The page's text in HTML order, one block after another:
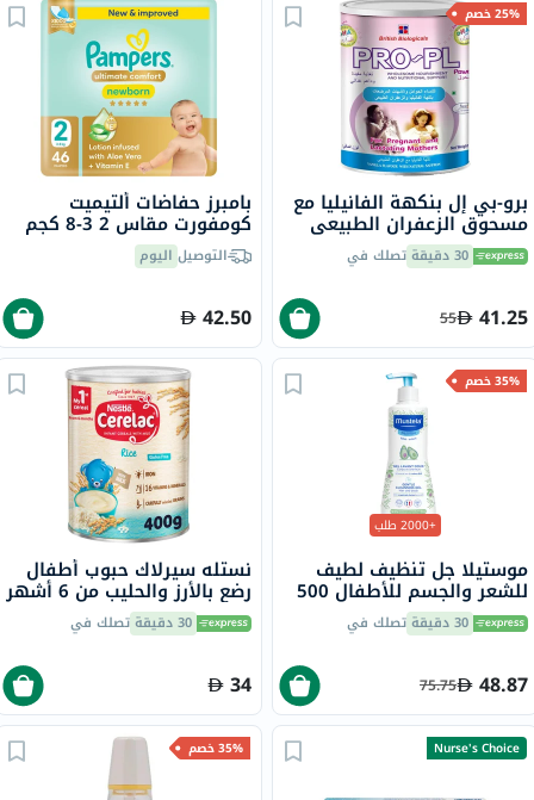
25% خصم
برو-بي إل بنكهة الفانيليا مع
مسحوق الزعفران الطبيعي
400 جرام 30 دقيقة تصلك في
41.25
55
بامبرز حفاضات ألتيميت
كومفورت مقاس 2 3-8 كجم
حزمة من 46
التوصيل اليوم
42.50
35% خصم
+2000 طلب
موستيلا جل تنظيف لطيف
للشعر والجسم للأطفال 500
مل 30 دقيقة تصلك في
48.87
75.75
نستله سيرلاك حبوب أطفال
رضع بالأرز والحليب من 6 أشهر
400 جرام 30 دقيقة تصلك في
34
Nurse's Choice 35% خصم